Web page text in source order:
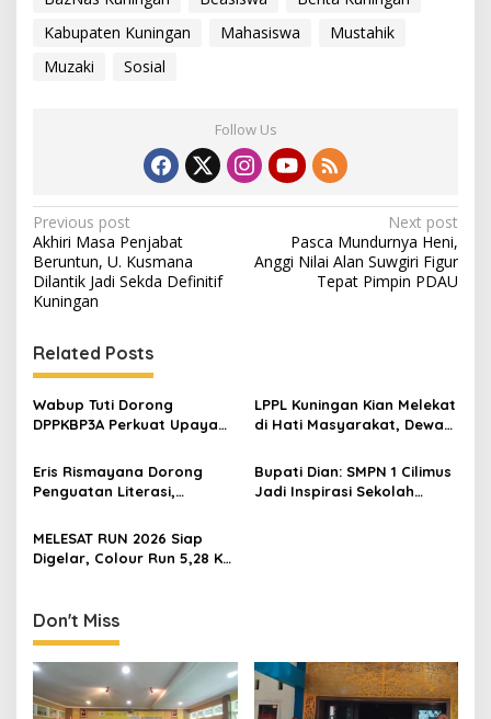
Kabupaten Kuningan
Mahasiswa
Mustahik
Muzaki
Sosial
Follow Us
Post
navigation
Previous post
Akhiri Masa Penjabat
Beruntun, U. Kusmana
Dilantik Jadi Sekda Definitif
Kuningan
Next post
Pasca Mundurnya Heni,
Anggi Nilai Alan Suwgiri Figur
Tepat Pimpin PDAU
Related Posts
Wabup Tuti Dorong
DPPKBP3A Perkuat Upaya
Tingkatkan Kesejahteraan
Keluarga
LPPL Kuningan Kian Melekat
di Hati Masyarakat, Dewas
Digital
Eris Rismayana Dorong
Penguatan Literasi,
KKN UIN Sunan Kalijaga di
Sagaranten
Bupati Dian: SMPN 1 Cilimus
Jadi Inspirasi Sekolah
MELESAT RUN 2026 Siap
Digelar, Colour Run 5,28 Km
Don't Miss